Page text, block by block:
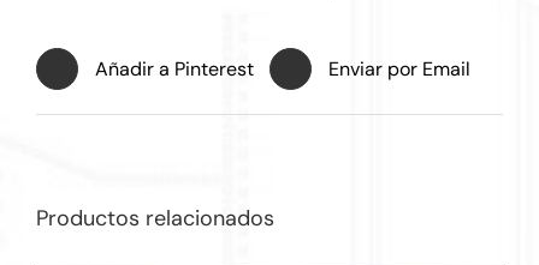
Añadir a Pinterest Enviar por Email
Productos relacionados